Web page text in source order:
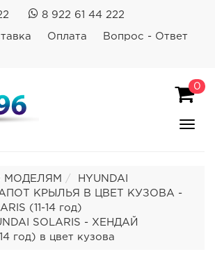
8 922 61 44 222
Оплата
Вопрос - Ответ
0
МОДЕЛЯМ
HYUNDAI
КРЫЛЬЯ В ЦВЕТ КУЗОВА -
(11-14 год)
SOLARIS - ХЕНДАЙ
год) в цвет кузова